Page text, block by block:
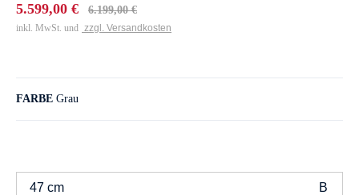
5.599,00 € 6.199,00 €
inkl. MwSt. und zzgl. Versandkosten
FARBE Grau
47 cm